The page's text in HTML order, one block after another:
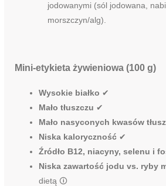
jodowanymi (sól jodowana,
morszczyn/alg).
Mini-etykieta żywieniowa (100 g)
Wysokie białko ✔︎
Mało tłuszczu ✔︎
Mało nasyconych kwasów
Niska kaloryczność✔︎
Źródło B12, niacyny, selenu i
Niska zawartość jodu vs. ryby
dietą 🛈